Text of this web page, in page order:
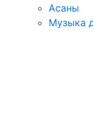
Асаны
Музыка